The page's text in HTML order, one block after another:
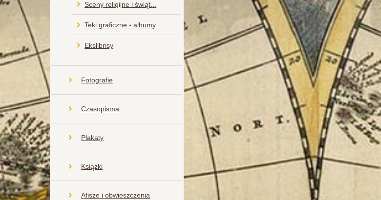
Sceny religijne i świąt...
Teki graficzne - albumy
Ekslibrisy
Fotografie
Czasopisma
Plakaty
Książki
Afisze i obwieszczenia